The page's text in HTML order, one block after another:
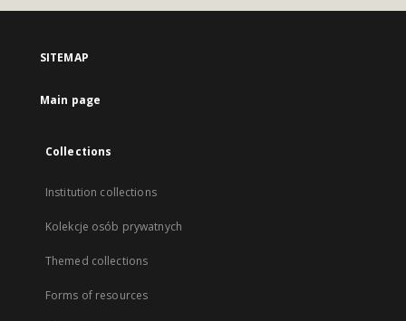
SITEMAP
Main page
Collections
Institution collections
Kolekcje osób prywatnych
Themed collections
Forms of resources